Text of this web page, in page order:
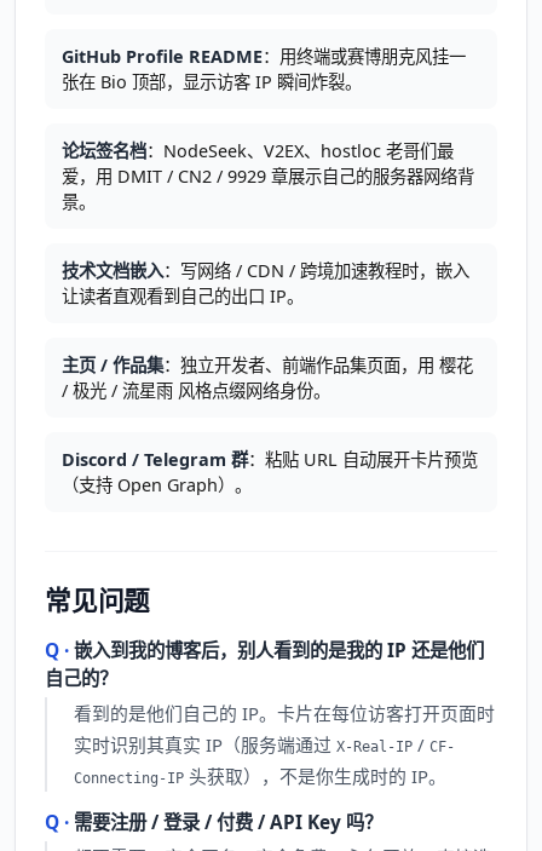
GitHub Profile README：用终端或赛博朋克风挂一
张在 Bio 顶部，显示访客 IP 瞬间炸裂。
论坛签名档：NodeSeek、V2EX、hostloc 老哥们最
爱，用 DMIT / CN2 / 9929 章展示自己的服务器网络背
景。
技术文档嵌入：写网络 / CDN / 跨境加速教程时，嵌入
让读者直观看到自己的出口 IP。
主页 / 作品集：独立开发者、前端作品集页面，用 樱花
/ 极光 / 流星雨 风格点缀网络身份。
Discord / Telegram 群：粘贴 URL 自动展开卡片预览
（支持 Open Graph）。
常见问题
嵌入到我的博客后，别人看到的是我的 IP 还是他们
自己的？
看到的是他们自己的 IP。卡片在每位访客打开页面时
实时识别其真实 IP（服务端通过 X-Real-IP / CF-
Connecting-IP 头获取），不是你生成时的 IP。
需要注册 / 登录 / 付费 / API Key 吗？